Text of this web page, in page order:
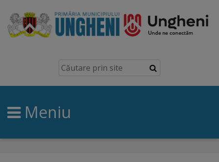
Ungheni
Prezentare
generală
Simbolurile
Meniu